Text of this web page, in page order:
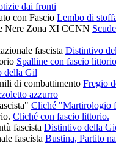
dai fronti
Lembo di
Distintivo
Spalline con fascio littorio
della Gil
Fregio
azzurro
Cliché "Martirologio
Cliché con fascio littorio.
Distintivo della
Bustina, Partito